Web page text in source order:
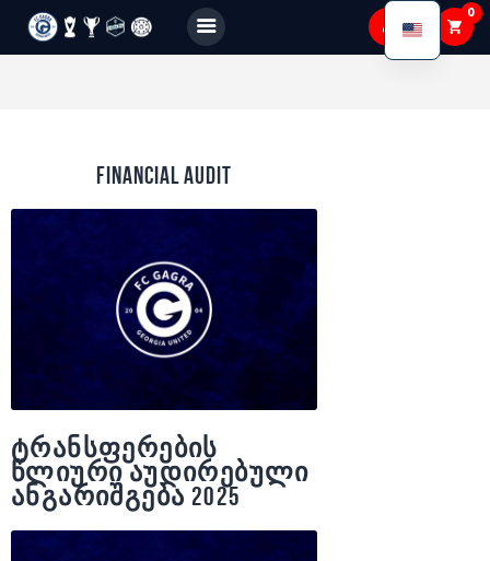
0
About Us
Academy
Shop
Membership
Gallery
Financial audit
ტრანსფერების
წლიური აუდირებული
ანგარიშგება 2025